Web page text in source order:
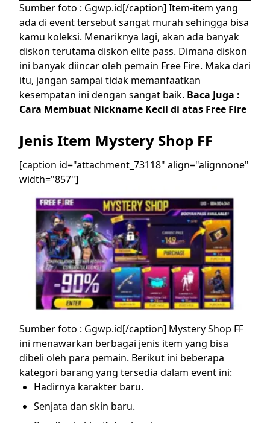
Sumber foto : Ggwp.id[/caption] Item-item yang
ada di event tersebut sangat murah sehingga bisa
kamu koleksi. Menariknya lagi, akan ada banyak
diskon terutama diskon elite pass. Dimana diskon
ini banyak diincar oleh pemain Free Fire. Maka dari
itu, jangan sampai tidak memanfaatkan
kesempatan ini dengan sangat baik. Baca Juga :
Cara Membuat Nickname Kecil di atas Free Fire
Jenis Item Mystery Shop FF
[caption id="attachment_73118" align="alignnone"
width="857"]
Sumber foto : Ggwp.id[/caption] Mystery Shop FF
ini menawarkan berbagai jenis item yang bisa
dibeli oleh para pemain. Berikut ini beberapa
kategori barang yang tersedia dalam event ini:
Hadirnya karakter baru.
Senjata dan skin baru.